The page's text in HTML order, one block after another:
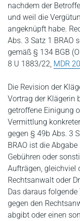
nachdem der
und weil die
angeknüpft habe.
Abs. 3 Satz 1 BRAO
gemäß § 134 BGB
8 U 1883/22, MDR
Die Revision der
Vortrag der Klägerin
getroffene Einigung
Vermittlung
gegen § 49b Abs. 3
BRAO ist die
Gebühren oder
Aufträgen, gleichviel
Rechtsanwalt oder
Das daraus
gegen den
abgibt oder einen